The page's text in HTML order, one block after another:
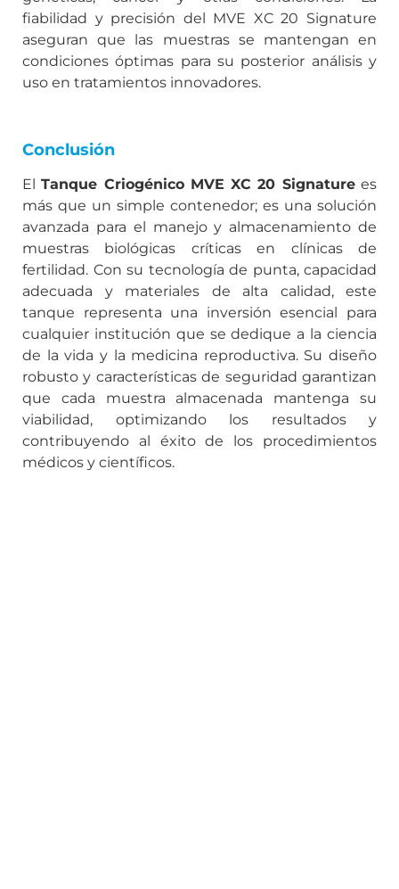
fiabilidad y precisión del MVE XC 20 Signature
aseguran que las muestras se mantengan en
condiciones óptimas para su posterior análisis y
uso en tratamientos innovadores.
Conclusión
ElTanque Criogénico MVE XC 20 Signaturees
más que un simple contenedor; es una solución
avanzada para el manejo y almacenamiento de
muestras biológicas críticas en clínicas de
fertilidad. Con su tecnología de punta, capacidad
adecuada y materiales de alta calidad, este
tanque representa una inversión esencial para
cualquier institución que se dedique a la ciencia
de la vida y la medicina reproductiva. Su diseño
robusto y características de seguridad garantizan
que cada muestra almacenada mantenga su
viabilidad, optimizando los resultados y
contribuyendo al éxito de los procedimientos
médicos y científicos.